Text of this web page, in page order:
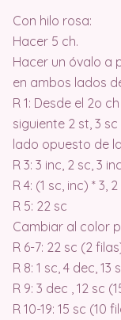
Con hilo rosa:
Hacer 5 ch.
Hacer un óvalo a
en ambos lados
R 1: Desde el 2o
siguiente 2 st, 3
lado opuesto de
R 3: 3 inc, 2 sc, 3
R 4: (1 sc, inc) * 3,
R 5: 22 sc
Cambiar al color
R 6-7: 22 sc (2
R 8: 1 sc, 4 dec, 13
R 9: 3 dec , 12 sc
R 10-19: 15 sc (10